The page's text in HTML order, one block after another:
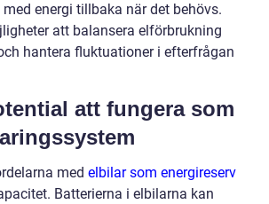
energi tillbaka när det behövs.
att balansera elförbrukning
hantera fluktuationer i efterfrågan
att fungera som
med elbilar som energireserv
Batterierna i elbilarna kan